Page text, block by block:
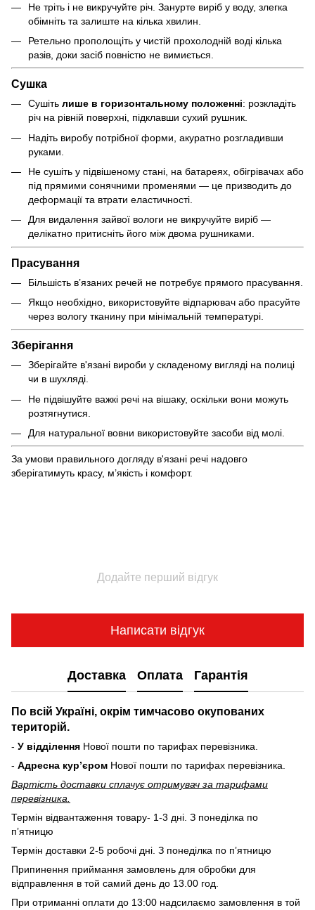
Не тріть і не викручуйте річ. Занурте виріб у воду, злегка
обімніть та залиште на кілька хвилин.
Ретельно прополощіть у чистій прохолодній воді кілька
разів, доки засіб повністю не вимиється.
Сушка
Сушіть лише в горизонтальному положенні: розкладіть
річ на рівній поверхні, підклавши сухий рушник.
Надіть виробу потрібної форми, акуратно розгладивши
руками.
Не сушіть у підвішеному стані, на батареях, обігрівачах або
під прямими сонячними променями — це призводить до
деформації та втрати еластичності.
Для видалення зайвої вологи не викручуйте виріб —
делікатно притисніть його між двома рушниками.
Прасування
Більшість в’язаних речей не потребує прямого прасування.
Якщо необхідно, використовуйте відпарювач або прасуйте
через вологу тканину при мінімальній температурі.
Зберігання
Зберігайте в'язані вироби у складеному вигляді на полиці
чи в шухляді.
Не підвішуйте важкі речі на вішаку, оскільки вони можуть
розтягнутися.
Для натуральної вовни використовуйте засоби від молі.
За умови правильного догляду в'язані речі надовго
зберігатимуть красу, м’якість і комфорт.
Додайте перший відгук
Написати відгук
Доставка Оплата Гарантія
По всій Україні, окрім тимчасово окупованих
територій.
- У відділення Нової пошти по тарифах перевізника.
- Адресна курʼєром Нової пошти по тарифах перевізника.
Вартість доставки cплачує отримувач за тарифами
перевізника.
Термін відвантаження товару- 1-3 дні. З понеділка по
пʼятницю
Термін доставки 2-5 робочі дні. З понеділка по пʼятницю
Припинення приймання замовлень для обробки для
відправлення в той самий день до 13.00 год.
При отриманні оплати до 13:00 надсилаємо замовлення в той